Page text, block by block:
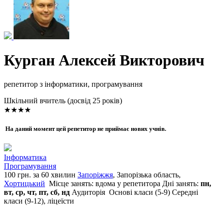
Курган Алексей Викторович
репетитор з інформатики, програмування
Шкільний вчитель (досвід 25 років)
★★★★
На даний момент цей репетитор не приймає нових учнів.
Інформатика
Програмування
100 грн. за 60 хвилин Запоріжжя, Запорізька область,
Хортицький Місце занять: вдома у репетитора Дні занять: пн,
вт, ср, чт, пт, сб, нд Аудиторія Основі класи (5-9) Середні
класи (9-12), ліцеїсти